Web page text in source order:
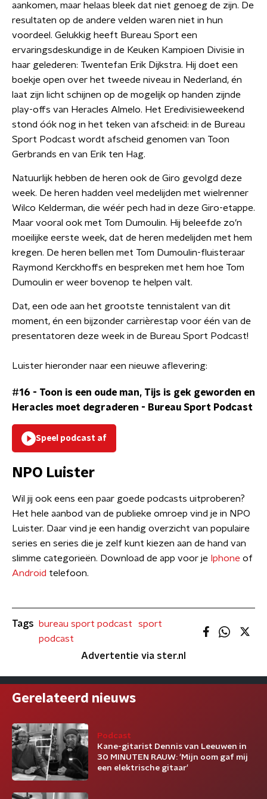
aankomen, maar helaas bleek dat niet genoeg de zijn. De
resultaten op de andere velden waren niet in hun
voordeel. Gelukkig heeft Bureau Sport een
ervaringsdeskundige in de Keuken Kampioen Divisie in
haar gelederen: Twentefan Erik Dijkstra. Hij doet een
boekje open over het tweede niveau in Nederland, én
laat zijn licht schijnen op de mogelijk op handen zijnde
play-offs van Heracles Almelo. Het Eredivisieweekend
stond óók nog in het teken van afscheid: in de Bureau
Sport Podcast wordt afscheid genomen van Toon
Gerbrands en van Erik ten Hag.
Natuurlijk hebben de heren ook de Giro gevolgd deze
week. De heren hadden veel medelijden met wielrenner
Wilco Kelderman, die wéér pech had in deze Giro-etappe.
Maar vooral ook met Tom Dumoulin. Hij beleefde zo’n
moeilijke eerste week, dat de heren medelijden met hem
kregen. De heren bellen met Tom Dumoulin-fluisteraar
Raymond Kerckhoffs en bespreken met hem hoe Tom
Dumoulin er weer bovenop te helpen valt.
Dat, een ode aan het grootste tennistalent van dit
moment, én een bijzonder carrièrestap voor één van de
presentatoren deze week in de Bureau Sport Podcast!
Luister hieronder naar een nieuwe aflevering:
#16 - Toon is een oude man, Tijs is gek geworden en
Heracles moet degraderen - Bureau Sport Podcast
Speel podcast af
NPO Luister
Wil jij ook eens een paar goede podcasts uitproberen?
Het hele aanbod van de publieke omroep vind je in NPO
Luister. Daar vind je een handig overzicht van populaire
series en series die je zelf kunt kiezen aan de hand van
slimme categorieën. Download de app voor je Iphone of
Android telefoon.
Tags bureau sport podcast
sport
podcast
Advertentie via ster.nl
Gerelateerd nieuws
Podcast
Kane-gitarist Dennis van Leeuwen in
30 MINUTEN RAUW: 'Mijn oom gaf mij
een elektrische gitaar'